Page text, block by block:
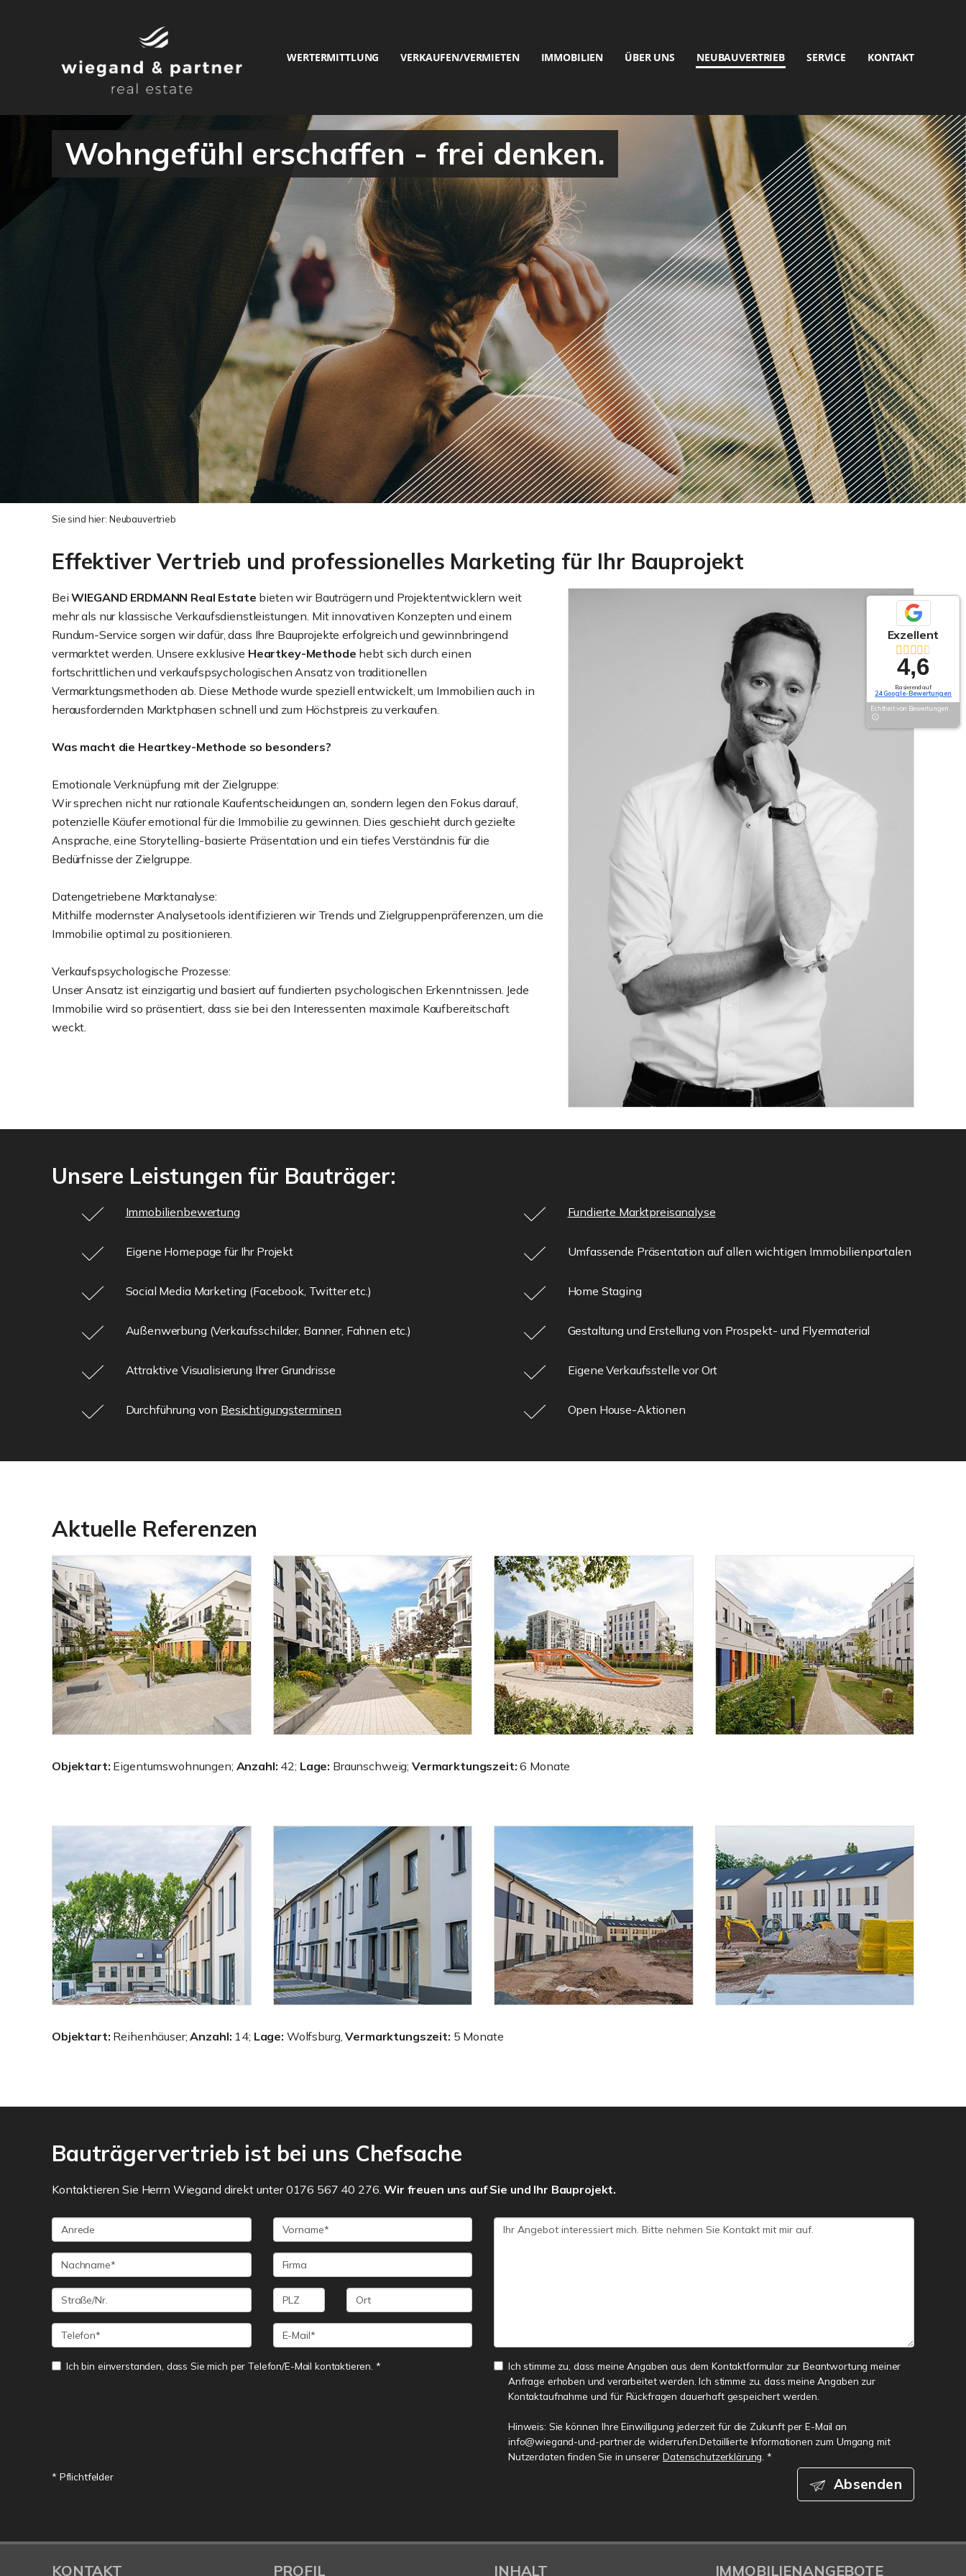
WERTERMITTLUNG VERKAUFEN/VERMIETEN IMMOBILIEN ÜBER UNS NEUBAUVERTRIEB SERVICE KONTAKT
Wohngefühl erschaffen - frei denken.
Sie sind hier: Neubauvertrieb
Effektiver Vertrieb und professionelles Marketing für Ihr Bauprojekt
BeiWIEGAND ERDMANN Real Estate bieten wir Bauträgern und Projektentwicklern weit
mehr als nur klassische Verkaufsdienstleistungen. Mit innovativen Konzepten und einem
Rundum-Service sorgen wir dafür, dass Ihre Bauprojekte erfolgreich und gewinnbringend
vermarktet werden. Unsere exklusive Heartkey-Methode hebt sich durch einen
fortschrittlichen und verkaufspsychologischen Ansatz von traditionellen
Vermarktungsmethoden ab. Diese Methode wurde speziell entwickelt, um Immobilien auch in
herausfordernden Marktphasen schnell und zum Höchstpreis zu verkaufen.
Was macht die Heartkey-Methode so besonders?
Emotionale Verknüpfung mit der Zielgruppe:
Wir sprechen nicht nur rationale Kaufentscheidungen an, sondern legen den Fokus darauf,
potenzielle Käufer emotional für die Immobilie zu gewinnen. Dies geschieht durch gezielte
Ansprache, eine Storytelling-basierte Präsentation und ein tiefes Verständnis für die
Bedürfnisse der Zielgruppe.
Datengetriebene Marktanalyse:
Mithilfe modernster Analysetools identifizieren wir Trends und Zielgruppenpräferenzen, um die
Immobilie optimal zu positionieren.
Verkaufspsychologische Prozesse:
Unser Ansatz ist einzigartig und basiert auf fundierten psychologischen Erkenntnissen. Jede
Immobilie wird so präsentiert, dass sie bei den Interessenten maximale Kaufbereitschaft
weckt.
Unsere Leistungen für Bauträger:
Immobilienbewertung Fundierte Marktpreisanalyse
Eigene Homepage für Ihr Projekt Umfassende Präsentation auf allen wichtigen Immobilienportalen
Social Media Marketing (Facebook, Twitter etc.) Home Staging
Außenwerbung (Verkaufsschilder, Banner, Fahnen etc.) Gestaltung und Erstellung von Prospekt- und Flyermaterial
Attraktive Visualisierung Ihrer Grundrisse Eigene Verkaufsstelle vor Ort
Durchführung von Besichtigungsterminen Open House-Aktionen
Aktuelle Referenzen
Objektart: Eigentumswohnungen; Anzahl: 42; Lage: Braunschweig; Vermarktungszeit: 6 Monate
Objektart: Reihenhäuser;Anzahl: 14; Lage: Wolfsburg,Vermarktungszeit: 5 Monate
Bauträgervertrieb ist bei uns Chefsache
Kontaktieren Sie Herrn Wiegand direkt unter 0176 567 40 276.Wir freuen uns auf Sie und Ihr Bauprojekt.
Ich bin einverstanden, dass Sie mich per Telefon/E-Mail kontaktieren. *
Ich stimme zu, dass meine Angaben aus dem Kontaktformular zur Beantwortung meiner
Anfrage erhoben und verarbeitet werden. Ich stimme zu, dass meine Angaben zur
Kontaktaufnahme und für Rückfragen dauerhaft gespeichert werden.
Hinweis: Sie können Ihre Einwilligung jederzeit für die Zukunft per E-Mail an
info@wiegand-und-partner.de widerrufen.Detaillierte Informationen zum Umgang mit
Nutzerdaten finden Sie in unsererDatenschutzerklärung . *
* Pflichtfelder
Absenden
Exzellent
4,6
Basierend auf
24 Google-Bewertungen
Echtheit von Bewertungen
KONTAKT PROFIL INHALT IMMOBILIENANGEBOTE